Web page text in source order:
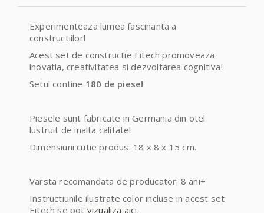
Experimenteaza lumea fascinanta a
constructiilor!
Acest set de constructie Eitech promoveaza
inovatia, creativitatea si dezvoltarea cognitiva!
Setul contine 180 de piese!
Piesele sunt fabricate in Germania din otel
lustruit de inalta calitate!
Dimensiuni cutie produs: 18 x 8 x 15 cm.
Varsta recomandata de producator: 8 ani+
Instructiunile ilustrate color incluse in acest set
Eitech se pot vizualiza aici.